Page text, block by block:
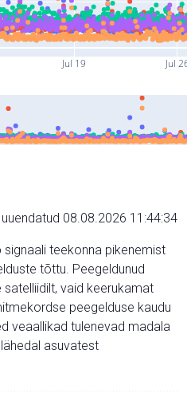
Jul 19 Jul
08.08.2026 11:44:34
teekonna pikenemist
tõttu. Peegeldunud
vaid keerukamat
peegelduse kaudu
veaallikad tulenevad madala
asuvatest